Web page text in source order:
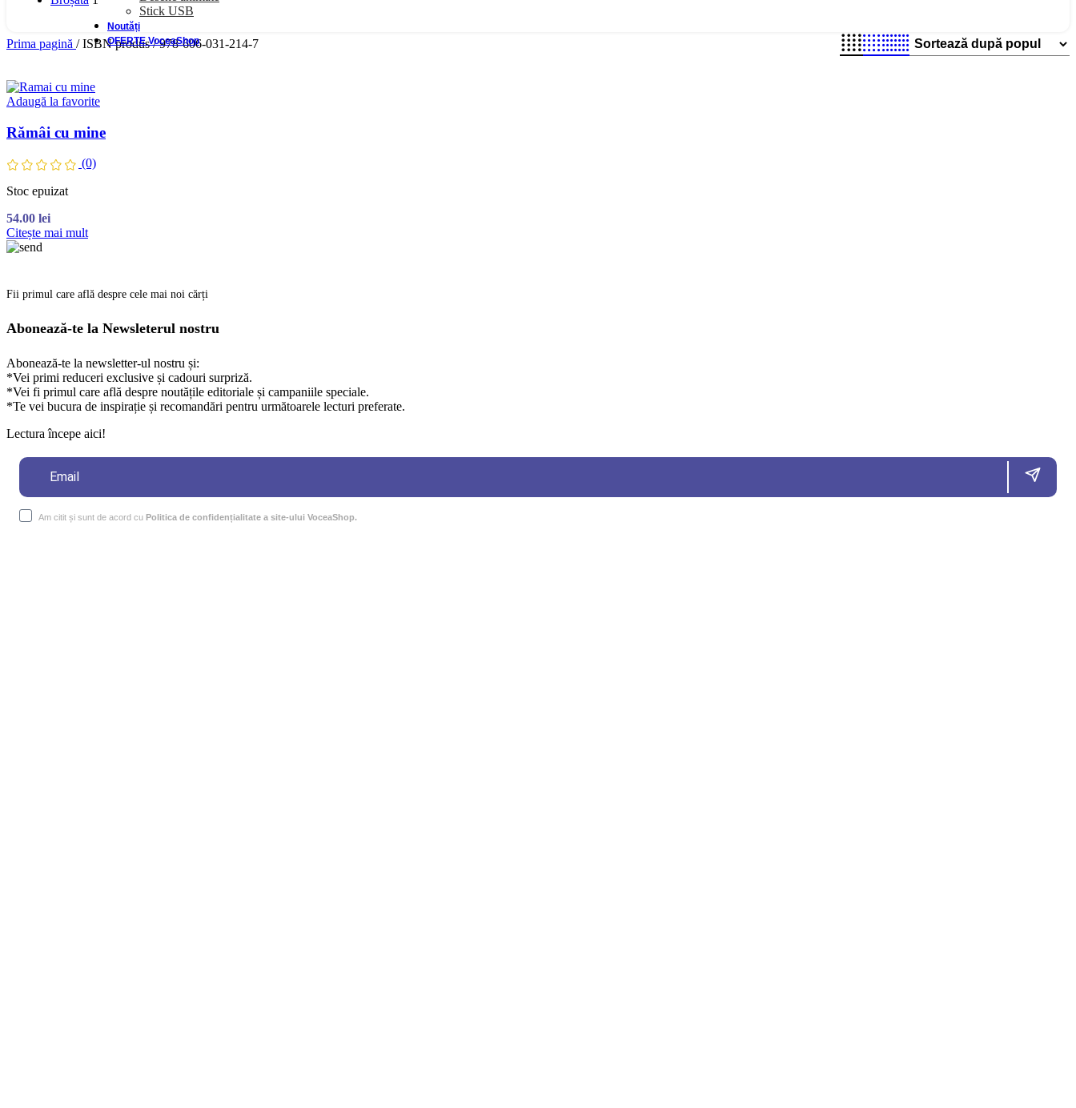
Stick USB
Noutăți
OFERTE VoceaShop
Prima pagină / ISBN produs/ 978-606-031-214-7
Adaugă la favorite
Rămâi cu mine
(0)
Stoc epuizat
54.00 lei
Citește mai mult
Fii primul care află despre cele mai noi cărți
Abonează-te la Newsleterul nostru
Abonează-te la newsletter-ul nostru și:
*Vei primi reduceri exclusive și cadouri surpriză.
*Vei fi primul care află despre noutățile editoriale și campaniile speciale.
*Te vei bucura de inspirație și recomandări pentru următoarele lecturi preferate.
Lectura începe aici!
Am citit și sunt de acord cu Politica de confidențialitate a site-ului VoceaShop.